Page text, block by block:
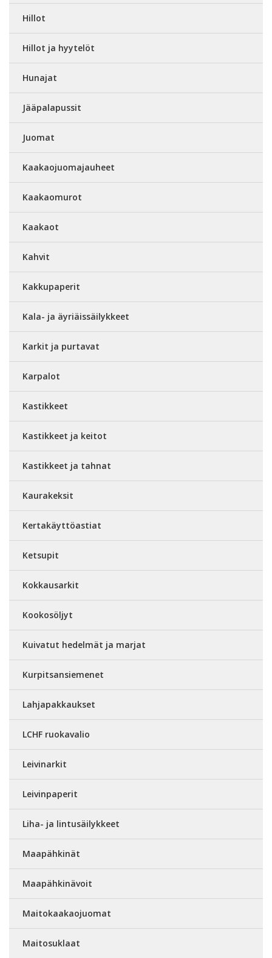
Hillot
Hillot ja hyytelöt
Hunajat
Jääpalapussit
Juomat
Kaakaojuomajauheet
Kaakaomurot
Kaakaot
Kahvit
Kakkupaperit
Kala- ja äyriäissäilykkeet
Karkit ja purtavat
Karpalot
Kastikkeet
Kastikkeet ja keitot
Kastikkeet ja tahnat
Kaurakeksit
Kertakäyttöastiat
Ketsupit
Kokkausarkit
Kookosöljyt
Kuivatut hedelmät ja marjat
Kurpitsansiemenet
Lahjapakkaukset
LCHF ruokavalio
Leivinarkit
Leivinpaperit
Liha- ja lintusäilykkeet
Maapähkinät
Maapähkinävoit
Maitokaakaojuomat
Maitosuklaat